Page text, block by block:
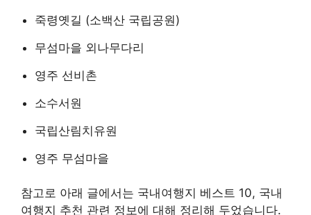
죽령옛길 (소백산 국립공원)
무섬마을 외나무다리
영주 선비촌
소수서원
국립산림치유원
영주 무섬마을
참고로 아래 글에서는 국내여행지 베스트 10, 국내
여행지 추천 관련 정보에 대해 정리해 두었습니다.